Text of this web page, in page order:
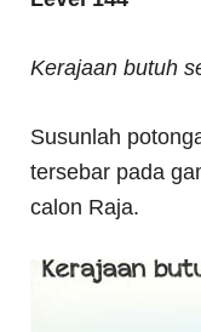
Kerajaan butuh
Susunlah
tersebar pada
calon Raja.